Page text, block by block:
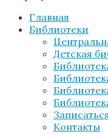
Главная
Библиотеки
Детская
Контакты